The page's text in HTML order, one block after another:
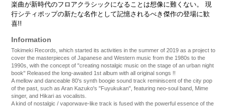
楽曲が新時代のフロアクラシックになることは想像に難くない。 現
行シティポップの新たな名作として記憶されるべき傑作の登場に歓
喜!!
Information
Tokimeki Records, which started its activities in the summer of 2019 as a project to
cover the masterpieces of Japanese and Western music from the 1980s to the
1990s, with the concept of "creating nostalgic music on the stage of an urban night
book" Released the long-awaited 1st album with all original songs !!
A mellow and danceable 80's synth boogie sound track reminiscent of the city pop
of the past, such as Aran Kazuko's "Fuyukukan", featuring neo-soul band, Mime
singer, and Hikari as vocalists.
A kind of nostalgic / vaporwave-like track is fused with the powerful essence of the